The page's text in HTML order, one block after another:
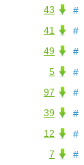
#
43
#
41
#
49
#
5
#
97
#
39
#
12
#
7